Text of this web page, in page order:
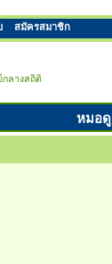
สมัครสมาชิก
กลางสถิติ
หมอดู